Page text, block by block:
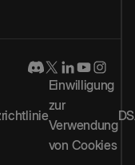
Einwilligung
zur
Verwendung
von Cookies